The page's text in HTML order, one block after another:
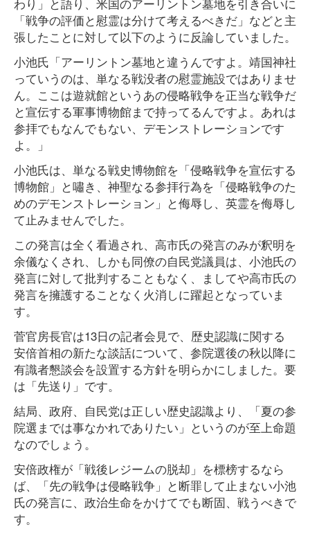
「戦争の評価と慰霊は分けて考えるべきだ」などと主
張したことに対して以下のように反論していました。
小池氏「アーリントン墓地と違うんですよ。靖国神社
っていうのは、単なる戦没者の慰霊施設ではありませ
ん。ここは遊就館というあの侵略戦争を正当な戦争だ
と宣伝する軍事博物館まで持ってるんですよ。あれは
参拝でもなんでもない、デモンストレーションです
よ。」
小池氏は、単なる戦史博物館を「侵略戦争を宣伝する
博物館」と嘯き、神聖なる参拝行為を「侵略戦争のた
めのデモンストレーション」と侮辱し、英霊を侮辱し
て止みませんでした。
この発言は全く看過され、高市氏の発言のみが釈明を
余儀なくされ、しかも同僚の自民党議員は、小池氏の
発言に対して批判することもなく、ましてや高市氏の
発言を擁護することなく火消しに躍起となっていま
す。
菅官房長官は13日の記者会見で、歴史認識に関する
安倍首相の新たな談話について、参院選後の秋以降に
有識者懇談会を設置する方針を明らかにしました。要
は「先送り」です。
結局、政府、自民党は正しい歴史認識より、「夏の参
院選までは事なかれでありたい」というのが至上命題
なのでしょう。
安倍政権が「戦後レジームの脱却」を標榜するなら
ば、「先の戦争は侵略戦争」と断罪して止まない小池
氏の発言に、政治生命をかけてでも断固、戦うべきで
す。